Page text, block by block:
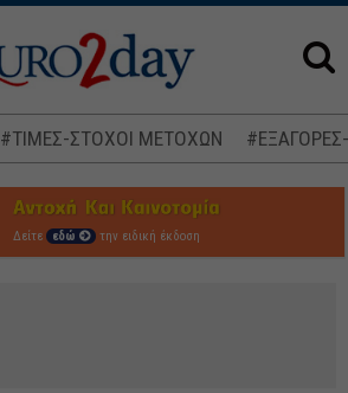
#ΤΙΜΕΣ-ΣΤΟΧΟΙ ΜΕΤΟΧΩΝ
Δείτε εδώ την ειδική έκδοση